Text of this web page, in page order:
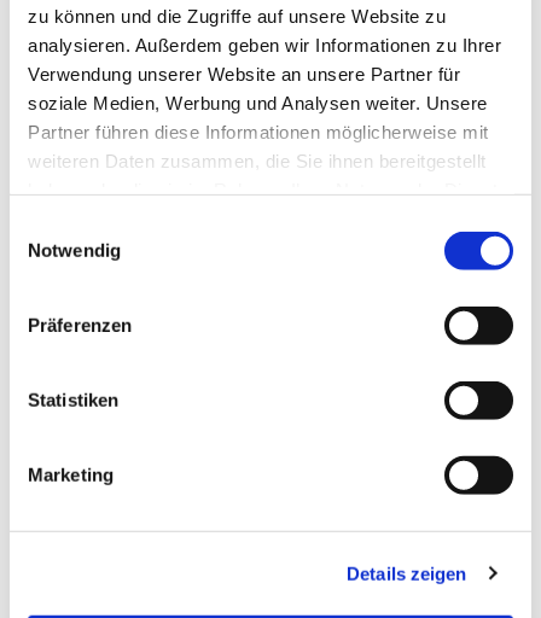
zu können und die Zugriffe auf unsere Website zu
analysieren. Außerdem geben wir Informationen zu Ihrer
Verwendung unserer Website an unsere Partner für
soziale Medien, Werbung und Analysen weiter. Unsere
Partner führen diese Informationen möglicherweise mit
weiteren Daten zusammen, die Sie ihnen bereitgestellt
Notwendig
Präferenzen
Statistiken
Marketing
Details zeigen
Dies könnte Sie auch interessieren